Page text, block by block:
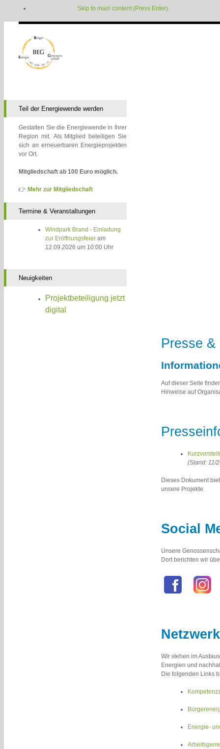
Skip to main content (Press Enter).
Teil der Energiewende werden
Gestalten Sie die Energiewende in Ihrer
Region mit. Als Mitglied beteiligen Sie
sich an erneuerbaren Energieprojekten
vor Ort.
Mitgliedschaft ab 100 Euro möglich.
👉 Mehr zur Mitgliedschaft
Termine & Veranstaltungen
Windpark Brand - Einladung
zur Eröffnungsfeier am
12.09.2026 um 10:00 Uhr
Neuigkeiten
Projektbeteiligung jetzt
digital
Presse
Auf dieser Seite
Hinweise auf
(Stand: 11/
Dieses Dokument
unsere Projekte.
Social
Unsere
Dort berichten wir
Wir stehen im
Energien und
Die folgenden Links
Energie-